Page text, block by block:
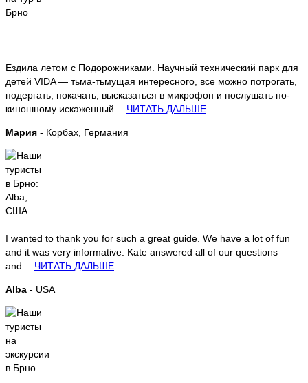
Ездила летом с Подорожниками. Научный технический парк для
детей VIDA — тьма-тьмущая интересного, все можно потрогать,
подергать, покачать, высказаться в микрофон и послушать по-
киношному искаженный… ЧИТАТЬ ДАЛЬШЕ
Мария - Корбах, Германия
I wanted to thank you for such a great guide. We have a lot of fun
and it was very informative. Kate answered all of our questions
and… ЧИТАТЬ ДАЛЬШЕ
Alba - USA